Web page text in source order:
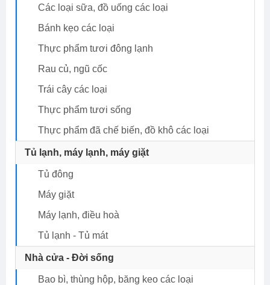
Các loại sữa, đồ uống các loại
Bánh kẹo các loại
Thực phẩm tươi đông lạnh
Rau củ, ngũ cốc
Trái cây các loại
Thực phẩm tươi sống
Thực phẩm đã chế biến, đồ khô các loại
Tủ lạnh, máy lạnh, máy giặt
Tủ đông
Máy giặt
Máy lạnh, điều hoà
Tủ lạnh - Tủ mát
Nhà cửa - Đời sống
Bao bì, thùng hộp, băng keo các loại